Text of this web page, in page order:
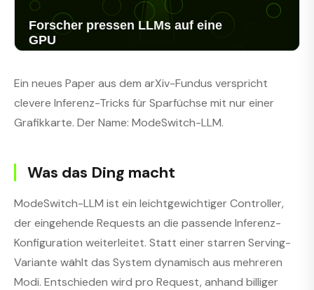
Ein neues Paper aus dem arXiv-Fundus verspricht
clevere Inferenz-Tricks für Sparfüchse mit nur einer
Grafikkarte. Der Name: ModeSwitch-LLM.
Was das Ding macht
ModeSwitch-LLM ist ein leichtgewichtiger Controller,
der eingehende Requests an die passende Inferenz-
Konfiguration weiterleitet. Statt einer starren Serving-
Variante wählt das System dynamisch aus mehreren
Modi. Entschieden wird pro Request, anhand billiger